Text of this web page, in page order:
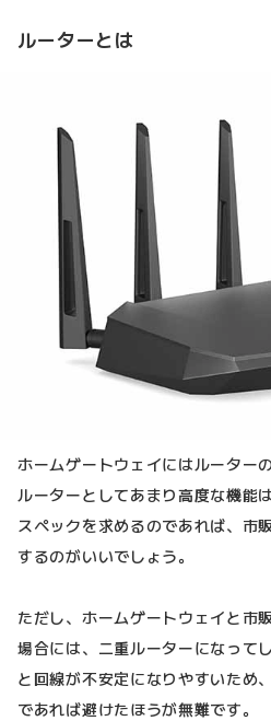
ルーターとは
ホームゲートウェイにはルーター
ルーターとしてあまり高度な機能
スペックを求めるのであれば、市
するのがいいでしょう。
ただし、ホームゲートウェイと市
場合には、二重ルーターになって
と回線が不安定になりやすいため
であれば避けたほうが無難です。